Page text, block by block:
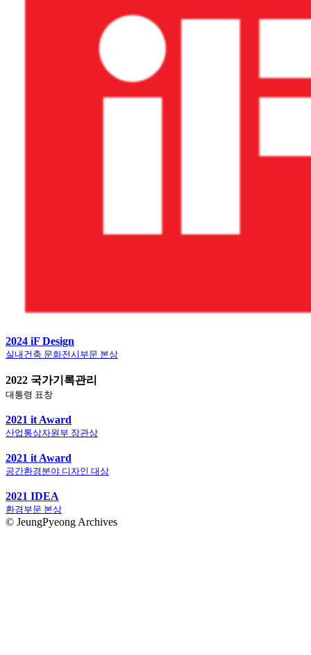
2024 iF Design
실내건축 문화전시부문 본상
2022 국가기록관리
대통령 표창
2021 it Award
산업통상자원부 장관상
2021 it Award
공간환경분야 디자인 대상
2021 IDEA
환경부문 본상
© JeungPyeong Archives